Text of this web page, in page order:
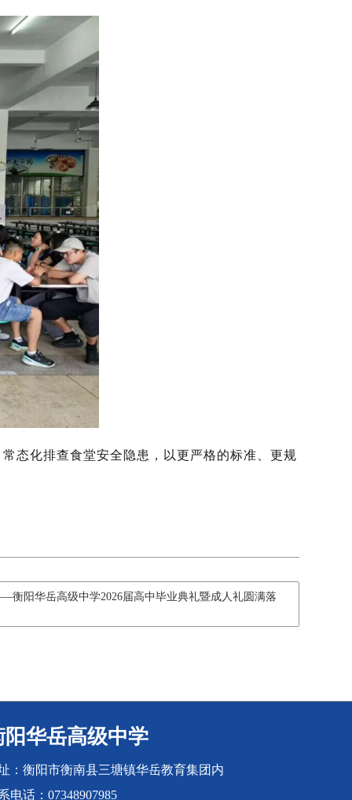
态化排查食堂安全隐患，以更严格的标准、更规
阳华岳高级中学2026届高中毕业典礼暨成人礼圆满落
阳华岳高级中学
：衡阳市衡南县三塘镇华岳教育集团内
电话：07348907985